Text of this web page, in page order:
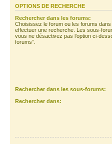
OPTIONS DE RECHERCHE
Rechercher dans les forums:
Choisissez le forum ou les forums
effectuer une recherche. Les sous-
vous ne désactivez pas l’option ci-
forums”.
Rechercher dans les sous-forums:
Rechercher dans: